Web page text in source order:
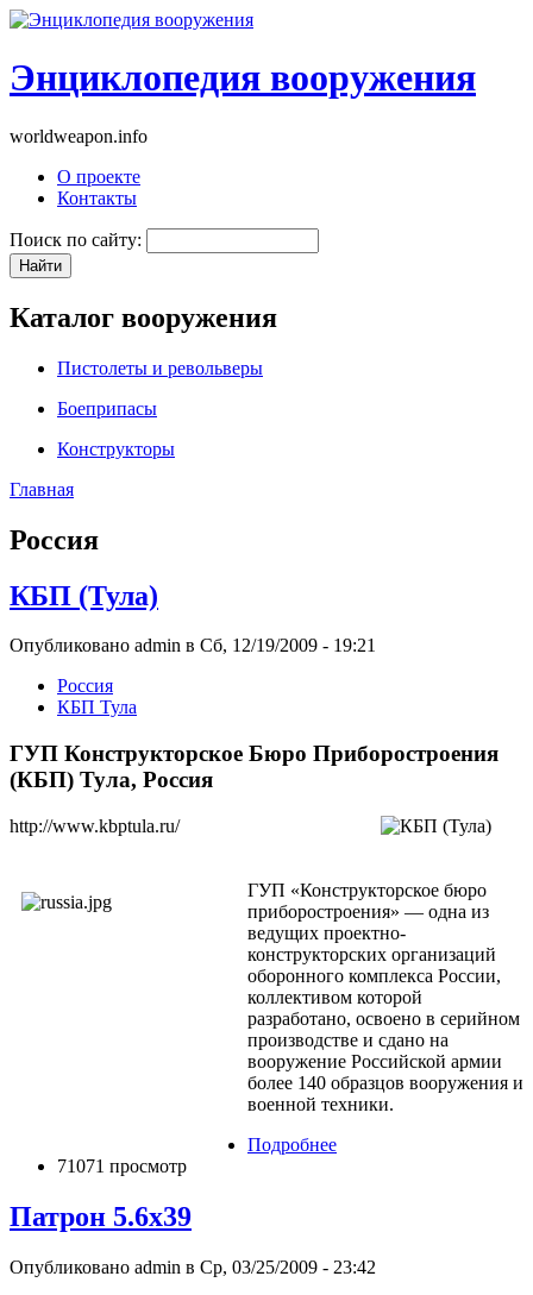
Энциклопедия вооружения
worldweapon.info
О проекте
Контакты
Поиск по сайту:
Каталог вооружения
Пистолеты и револьверы
Боеприпасы
Конструкторы
Главная
Росcия
КБП (Тула)
Опубликовано admin в Сб, 12/19/2009 - 19:21
Росcия
КБП Тула
ГУП Конструкторское Бюро Приборостроения
(КБП) Тула, Россия
http://www.kbptula.ru/
ГУП «Конструкторское бюро
приборостроения» — одна из
ведущих проектно-
конструкторских организаций
оборонного комплекса России,
коллективом которой
разработано, освоено в серийном
производстве и сдано на
вооружение Российской армии
более 140 образцов вооружения и
военной техники.
Подробнее
71071 просмотр
Патрон 5.6х39
Опубликовано admin в Ср, 03/25/2009 - 23:42